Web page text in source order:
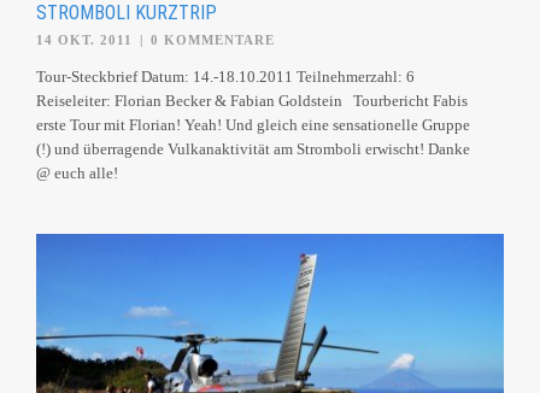
STROMBOLI KURZTRIP
14 OKT. 2011 0 KOMMENTARE
Tour-Steckbrief Datum: 14.-18.10.2011 Teilnehmerzahl: 6
Reiseleiter: Florian Becker & Fabian Goldstein Tourbericht Fabis
erste Tour mit Florian! Yeah! Und gleich eine sensationelle Gruppe
(!) und überragende Vulkanaktivität am Stromboli erwischt! Danke
@ euch alle!